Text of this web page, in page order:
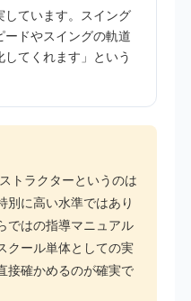
しています。スイング
ドやスイングの軌道
てくれます」という
トラクターというのは
別に高い水準ではあり
ではの指導マニュアル
クール単体としての実
接確かめるのが確実で